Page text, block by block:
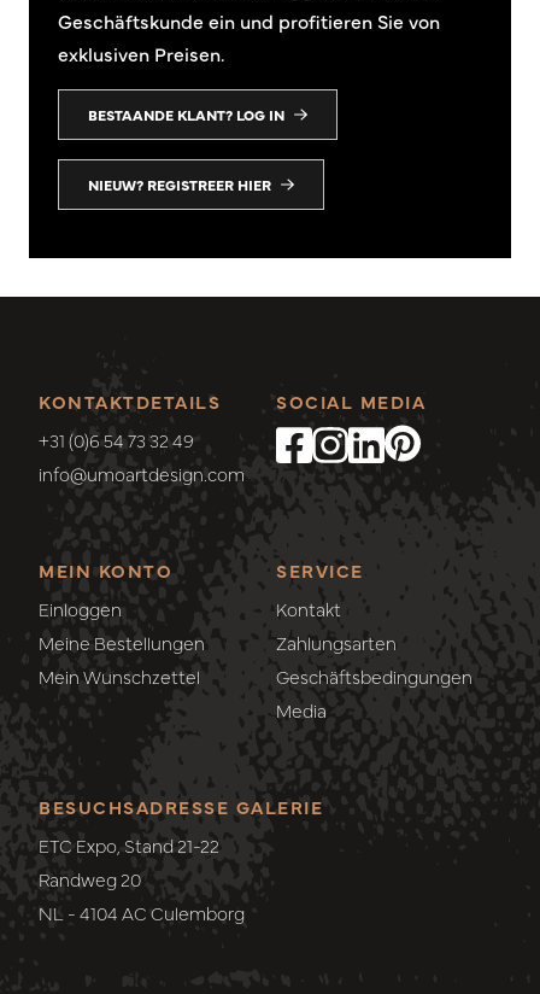
Geschäftskunde ein und profitieren Sie von
exklusiven Preisen.
BESTAANDE KLANT? LOG IN
NIEUW? REGISTREER HIER
KONTAKTDETAILS
+31 (0)6 54 73 32 49
info@umoartdesign.com
MEIN KONTO
Einloggen
Meine Bestellungen
Mein Wunschzettel
SERVICE
Kontakt
Zahlungsarten
Geschäftsbedingungen
Media
SOCIAL MEDIA
BESUCHSADRESSE GALERIE
ETC Expo, Stand 21-22
Randweg 20
NL - 4104 AC Culemborg